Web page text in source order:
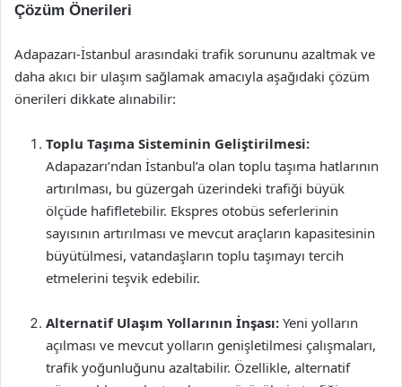
Çözüm Önerileri
Adapazarı-İstanbul arasındaki trafik sorununu azaltmak ve
daha akıcı bir ulaşım sağlamak amacıyla aşağıdaki çözüm
önerileri dikkate alınabilir:
Toplu Taşıma Sisteminin Geliştirilmesi:
Adapazarı’ndan İstanbul’a olan toplu taşıma hatlarının
artırılması, bu güzergah üzerindeki trafiği büyük
ölçüde hafifletebilir. Ekspres otobüs seferlerinin
sayısının artırılması ve mevcut araçların kapasitesinin
büyütülmesi, vatandaşların toplu taşımayı tercih
etmelerini teşvik edebilir.
Alternatif Ulaşım Yollarının İnşası: Yeni yolların
açılması ve mevcut yolların genişletilmesi çalışmaları,
trafik yoğunluğunu azaltabilir. Özellikle, alternatif